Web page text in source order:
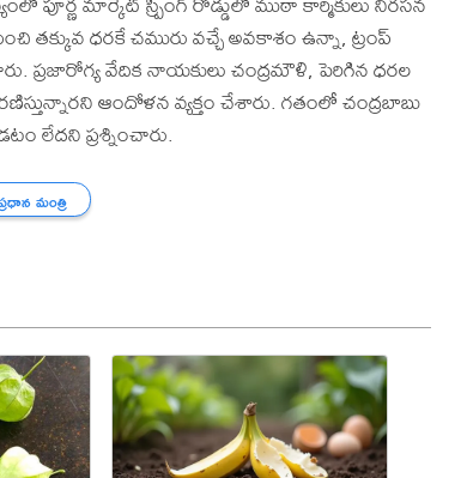
తక్కువ ధరకే చమురు వచ్చే అవకాశం ఉన్నా, ట్రంప్
ప్రజారోగ్య వేదిక నాయకులు చంద్రమౌళి, పెరిగిన ధరల
ఆందోళన వ్యక్తం చేశారు. గతంలో చంద్రబాబు
లేదని ప్రశ్నించారు.
మంత్రి